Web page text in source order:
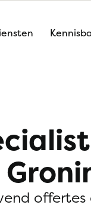
offertes